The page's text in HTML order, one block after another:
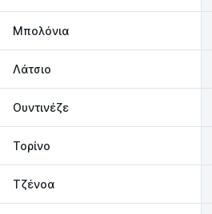
Μπολόνια
Λάτσιο
Ουντινέζε
Τορίνο
Τζένοα